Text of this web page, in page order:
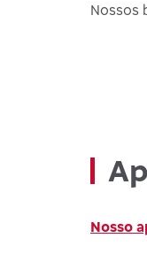
Nossos
Nosso